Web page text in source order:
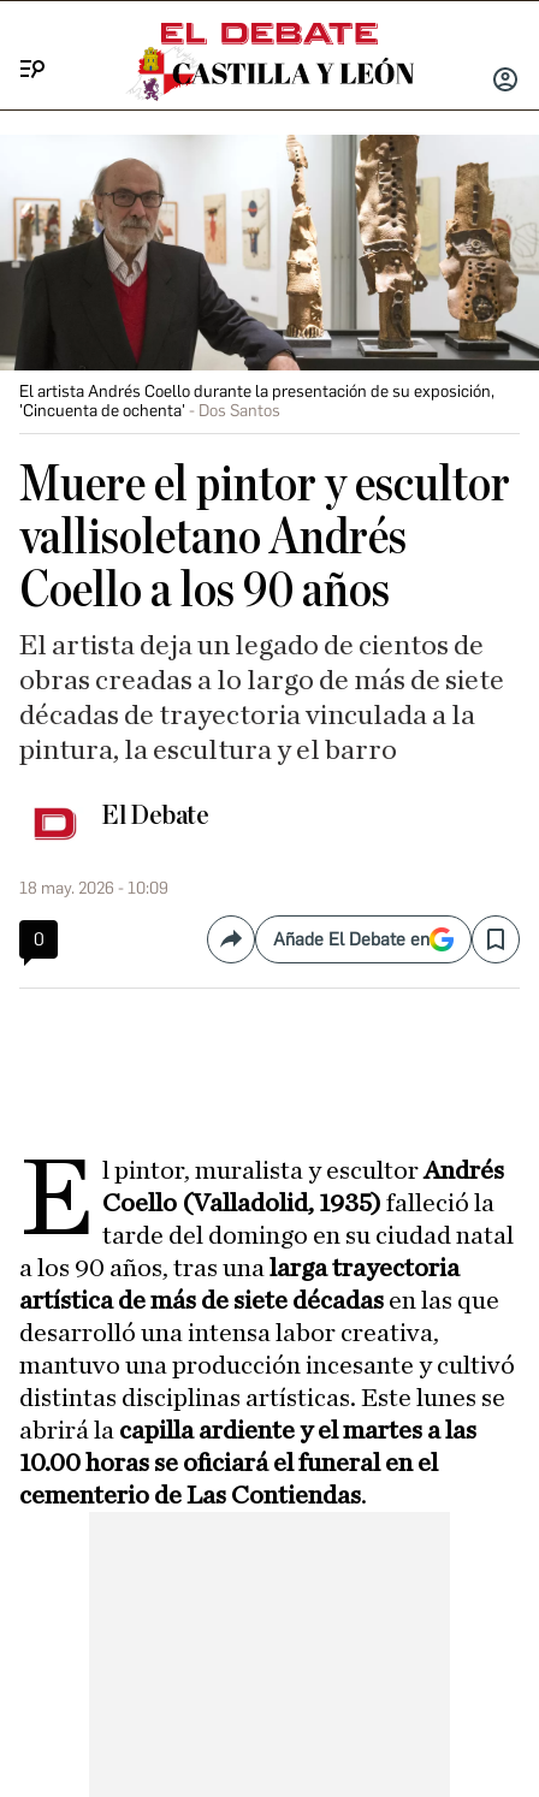
INICIAR
El artista Andrés Coello durante la presentación de su exposición,
'Cincuenta de ochenta'
Dos Santos
Muere el pintor y escultor
vallisoletano Andrés
Coello a los 90 años
El artista deja un legado de cientos de
obras creadas a lo largo de más de siete
décadas de trayectoria vinculada a la
pintura, la escultura y el barro
El Debate
18 may. 2026 - 10:09
0 CompartirAñade El Debate en Save
E l pintor, muralista y escultorAndrés
Coello (Valladolid, 1935) falleció la
tarde del domingo en su ciudad natal
a los 90 años, tras una larga trayectoria
artística de más de siete décadas en las que
desarrolló una intensa labor creativa,
mantuvo una producción incesante y cultivó
distintas disciplinas artísticas. Este lunes se
abrirá la capilla ardiente y el martes a las
10.00 horas se oficiará el funeral en el
cementerio de Las Contiendas.